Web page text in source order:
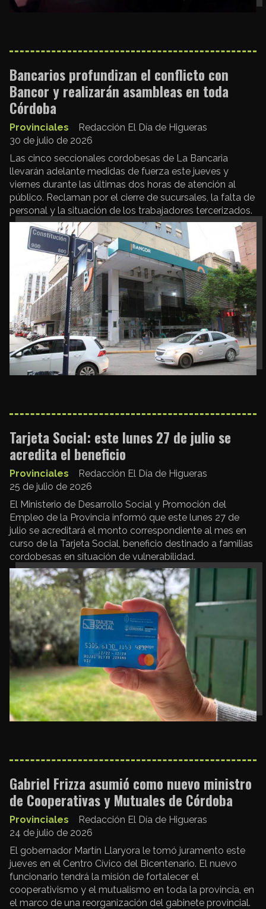
Bancarios profundizan el conflicto con
Bancor y realizarán asambleas en toda
Córdoba
Redacción El Día de Higueras
Provinciales
30 de julio de 2026
Las cinco seccionales cordobesas de La Bancaria
llevarán adelante medidas de fuerza este jueves y
viernes durante las últimas dos horas de atención al
público. Reclaman por el cierre de sucursales, la falta de
personal y la situación de los trabajadores tercerizados.
Tarjeta Social: este lunes 27 de julio se
acredita el beneficio
Redacción El Día de Higueras
Provinciales
25 de julio de 2026
El Ministerio de Desarrollo Social y Promoción del
Empleo de la Provincia informó que este lunes 27 de
julio se acreditará el monto correspondiente al mes en
curso de la Tarjeta Social, beneficio destinado a familias
cordobesas en situación de vulnerabilidad.
Gabriel Frizza asumió como nuevo ministro
de Cooperativas y Mutuales de Córdoba
Redacción El Día de Higueras
Provinciales
24 de julio de 2026
El gobernador Martín Llaryora le tomó juramento este
jueves en el Centro Cívico del Bicentenario. El nuevo
funcionario tendrá la misión de fortalecer el
cooperativismo y el mutualismo en toda la provincia, en
el marco de una reorganización del gabinete provincial.